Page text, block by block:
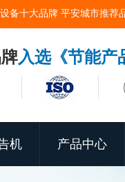
备十大品牌 平安城市推荐
入选《节能产
机 产品中心